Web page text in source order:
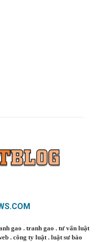
gao . tranh gao . tư vấn luật
. công ty luật. luật sư bào